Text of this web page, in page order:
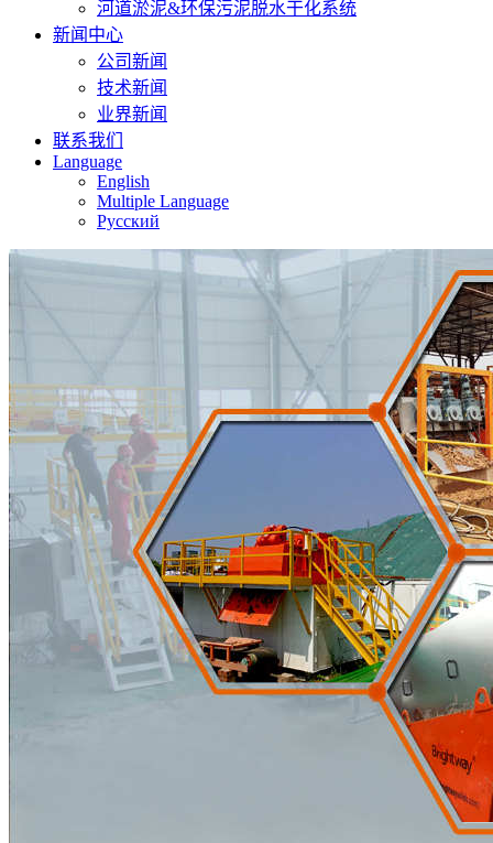
河道淤泥&环保污泥脱水干化系统
新闻中心
公司新闻
技术新闻
业界新闻
联系我们
Language
English
Multiple Language
Русский